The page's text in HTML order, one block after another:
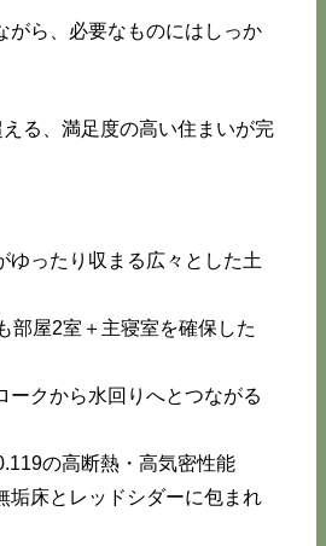
がら、必要なものにはしっか
える、満足度の高い住まいが完
ったり収まる広々とした土
部屋2室＋主寝室を確保した
クから水回りへとつながる
の高断熱・高気密性能
垢床とレッドシダーに包まれ